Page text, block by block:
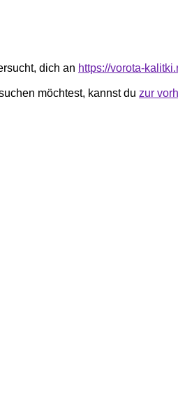
dich an https://vorota-
möchtest, kannst du zur